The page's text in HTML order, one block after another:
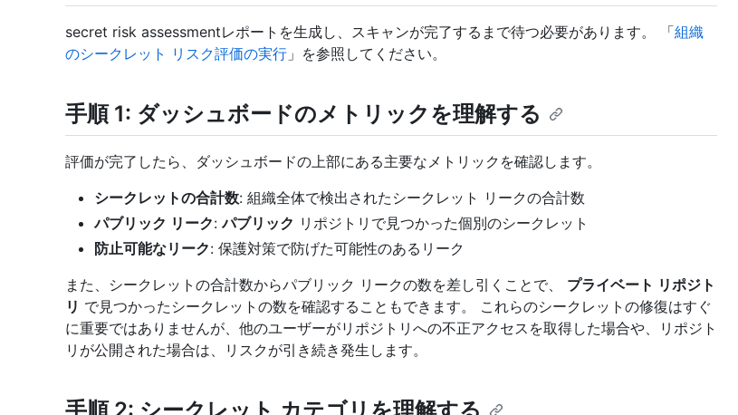
secret risk assessmentレポートを生成し、スキャンが完了するまで待つ必要があります。 「組織
のシークレット リスク評価の実行 」を参照してください。
手順 1: ダッシュボードのメトリックを理解する
評価が完了したら、ダッシュボードの上部にある主要なメトリックを確認します。
シークレットの合計数: 組織全体で検出されたシークレット リークの合計数
パブリック リーク:パブリック リポジトリで見つかった個別のシークレット
防止可能なリーク: 保護対策で防げた可能性のあるリーク
また、シークレットの合計数からパブリック リークの数を差し引くことで、 プライベート リポジト
リ で見つかったシークレットの数を確認することもできます。 これらのシークレットの修復はすぐ
に重要ではありませんが、他のユーザーがリポジトリへの不正アクセスを取得した場合や、リポジト
リが公開された場合は、リスクが引き続き発生します。
手順 2: シークレット カテゴリを理解する